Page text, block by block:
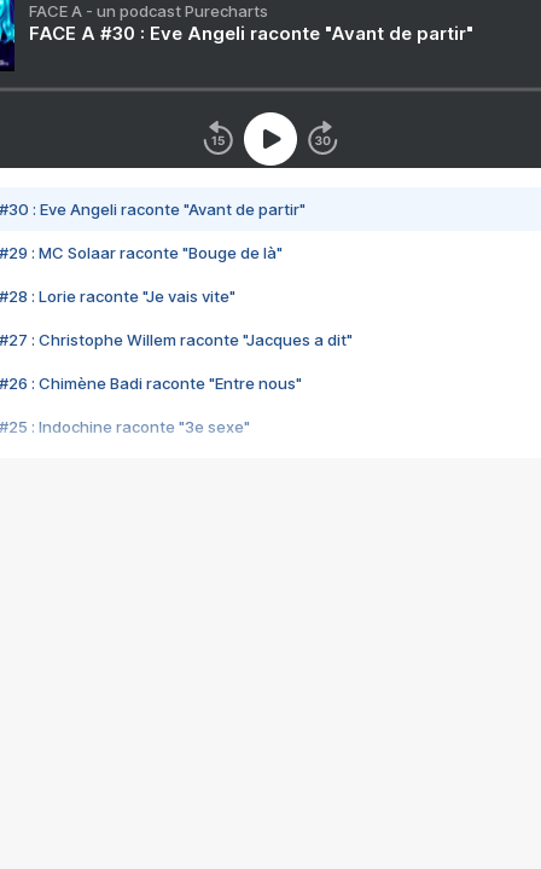
FACE A - un podcast Purecharts
FACE A #30 : Eve Angeli raconte "Avant de partir"
#30 : Eve Angeli raconte "Avant de partir"
#29 : MC Solaar raconte "Bouge de là"
#28 : Lorie raconte "Je vais vite"
#27 : Christophe Willem raconte "Jacques a dit"
#26 : Chimène Badi raconte "Entre nous"
#25 : Indochine raconte "3e sexe"